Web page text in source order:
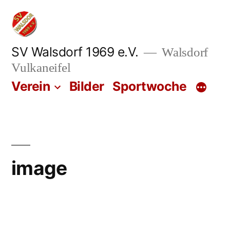
Zum
Inhalt
springen
SV Walsdorf 1969 e.V.
Walsdorf
Vulkaneifel
Verein Bilder Sportwoche
image